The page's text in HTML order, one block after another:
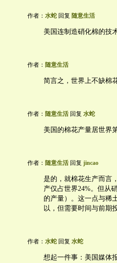
作者： 水蛇 回复 随意生活
美国连制造硝化棉的技
作者： 随意生活
简言之，世界上不缺棉
作者： 随意生活 回复 水蛇
美国的棉花产量居世界
作者： 随意生活 回复 jincao
是的，就棉花生产而言
产仅占世界24%。但从
的产量）。这一点与稀
以，但需要时间与前期
作者： 水蛇 回复 水蛇
想起一件事：美国媒体